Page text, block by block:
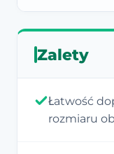
Zalety
Łatwość
rozmiaru